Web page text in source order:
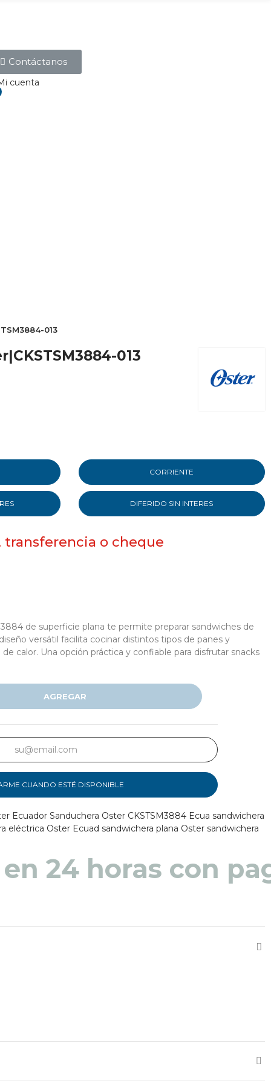
Contáctanos
cuenta
013
013
CORRIENTE
DIFERIDO SIN INTERES
transferencia o cheque
de superficie plana te permite preparar sandwiches de
versátil facilita cocinar distintos tipos de panes y
calor. Una opción práctica y confiable para disfrutar snacks
AGREGAR
CUANDO ESTÉ DISPONIBLE
Ecuador Sanduchera Oster CKSTSM3884 Ecua sandwichera
eléctrica Oster Ecuad sandwichera plana Oster sandwichera
48 a 72 horas